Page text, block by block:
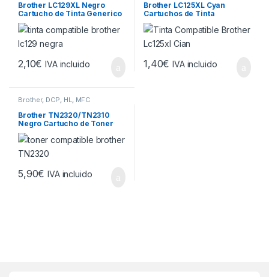
Brother LC129XL Negro
Cartucho de Tinta Generico
– Reemplaza LC129XLBK
2,10€ IVA incluido
Brother LC125XL Cyan
Cartuchos de Tinta
Generico – Reemplaza
LC125XLC
1,40€ IVA incluido
Brother, DCP, HL, MFC
Brother TN2320/TN2310
Negro Cartucho de Toner
Generico
5,90€ IVA incluido